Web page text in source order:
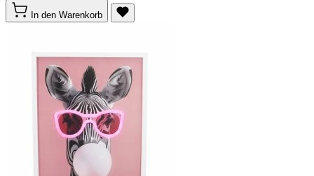
In den Warenkorb